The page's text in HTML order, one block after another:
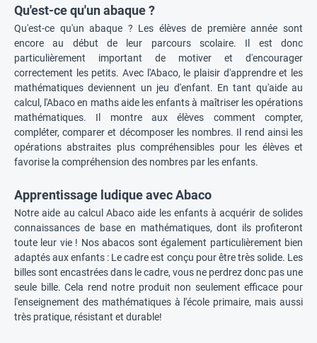
Qu'est-ce qu'un abaque ?
Qu'est-ce qu'un abaque ? Les élèves de première année sont
encore au début de leur parcours scolaire. Il est donc
particulièrement important de motiver et d'encourager
correctement les petits. Avec l'Abaco, le plaisir d'apprendre et les
mathématiques deviennent un jeu d'enfant. En tant qu'aide au
calcul, l'Abaco en maths aide les enfants à maîtriser les opérations
mathématiques. Il montre aux élèves comment compter,
compléter, comparer et décomposer les nombres. Il rend ainsi les
opérations abstraites plus compréhensibles pour les élèves et
favorise la compréhension des nombres par les enfants.
Apprentissage ludique avec Abaco
Notre aide au calcul Abaco aide les enfants à acquérir de solides
connaissances de base en mathématiques, dont ils profiteront
toute leur vie ! Nos abacos sont également particulièrement bien
adaptés aux enfants : Le cadre est conçu pour être très solide. Les
billes sont encastrées dans le cadre, vous ne perdrez donc pas une
seule bille. Cela rend notre produit non seulement efficace pour
l'enseignement des mathématiques à l'école primaire, mais aussi
très pratique, résistant et durable!